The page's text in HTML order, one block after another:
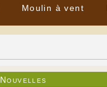
Moulin à vent
Nouvelles